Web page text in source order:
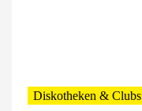
Diskotheken & Clubs